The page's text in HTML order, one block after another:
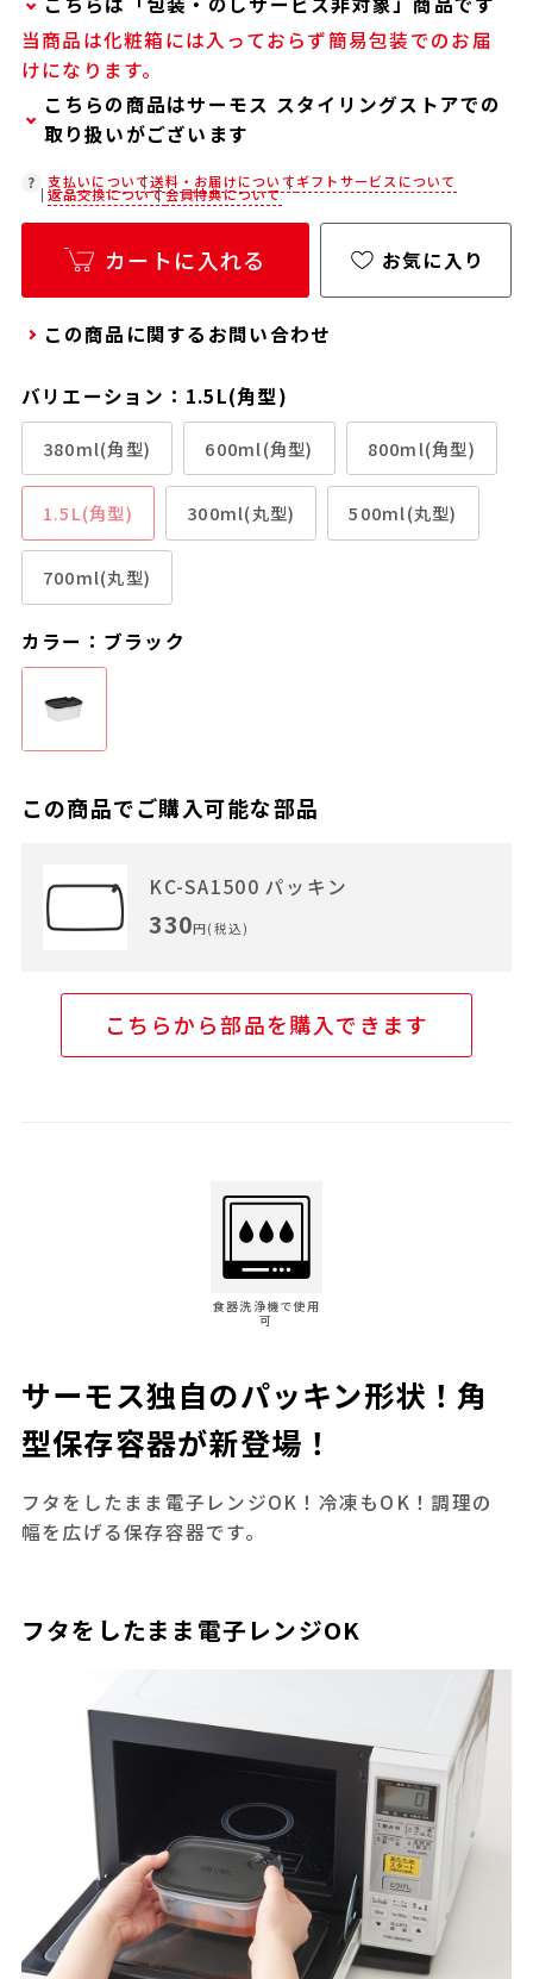
当商品は弊社でのお包みには対応しておりませ
ん。
お客様ご自身で包装する際にお使いいただけるギ
フト用品をご用意しておりますので、セルフラッ
ピング用のギフトバッグや手提げ袋が必要な場合
は、以下より合わせてご購入ください。
通常商品用ギフト用品
当商品は化粧箱には入っておらず簡易包装でのお届
けになります。
こちらの商品はサーモス スタイリングストアでの
取り扱いがございます
在庫状況につきましては、各店舗までお電話にて
ご確認ください。
店舗紹介ページ
支払いについて送料・お届けについてギフトサービスについて
返品交換について会員特典について
カートに入れる お気に入り
この商品に関するお問い合わせ
バリエーション：1.5L(角型)
380ml(角型) 600ml(角型) 800ml(角型)
1.5L(角型) 300ml(丸型) 500ml(丸型)
700ml(丸型)
カラー：ブラック
この商品でご購入可能な部品
KC-SA1500 パッキン
330円(税込)
こちらから部品を購入できます
食器洗浄機で使用
可
サーモス独自のパッキン形状！角
型保存容器が新登場！
フタをしたまま電子レンジOK！冷凍もOK！調理の
幅を広げる保存容器です。
フタをしたまま電子レンジOK